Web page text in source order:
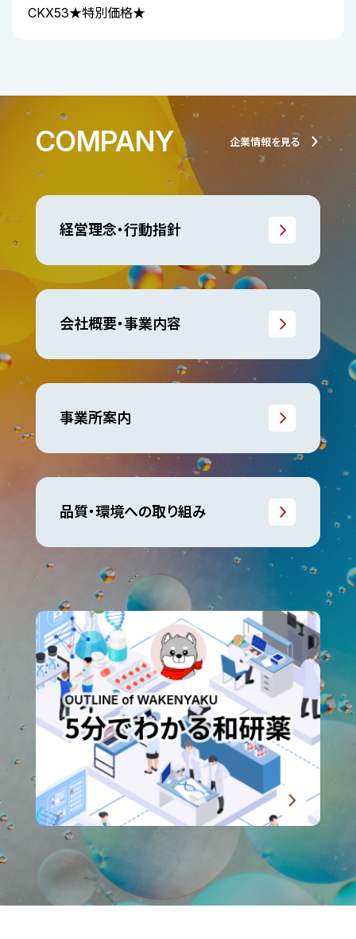
CKX53★特別価格★
COMPANY 企業情報を見る
経営理念・行動指針
会社概要・事業内容
事業所案内
品質・環境への取り組み